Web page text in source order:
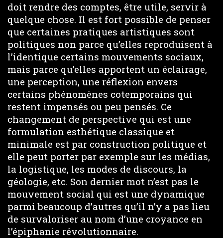
doit rendre des comptes, être utile, servir à
quelque chose. Il est fort possible de penser
que certaines pratiques artistiques sont
politiques non parce qu’elles reproduisent à
l’identique certains mouvements sociaux,
mais parce qu’elles apportent un éclairage,
une perception, une réflexion envers
certains phénomènes cotemporains qui
restent impensés ou peu pensés. Ce
changement de perspective qui est une
formulation esthétique classique et
minimale est par construction politique et
elle peut porter par exemple sur les médias,
la logistique, les modes de discours, la
géologie, etc. Son dernier mot n’est pas le
mouvement social qui est une dynamique
parmi beaucoup d’autres qu’il n’y a pas lieu
de survaloriser au nom d’une croyance en
l’épiphanie révolutionnaire.